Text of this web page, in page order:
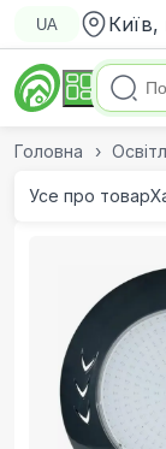
UA Київ,
Головна
Усе про товар